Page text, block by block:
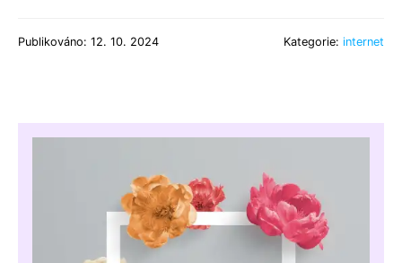
Publikováno: 12. 10. 2024 Kategorie: internet